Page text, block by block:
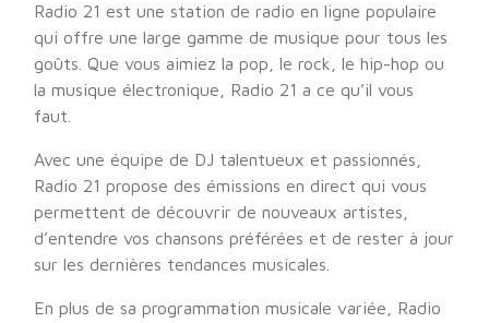
Radio 21 est une station de radio en ligne populaire
qui offre une large gamme de musique pour tous les
goûts. Que vous aimiez la pop, le rock, le hip-hop ou
la musique électronique, Radio 21 a ce qu’il vous
faut.
Avec une équipe de DJ talentueux et passionnés,
Radio 21 propose des émissions en direct qui vous
permettent de découvrir de nouveaux artistes,
d’entendre vos chansons préférées et de rester à jour
sur les dernières tendances musicales.
En plus de sa programmation musicale variée, Radio